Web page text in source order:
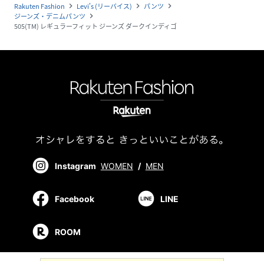
Rakuten Fashion navigate_next Levi's (リーバイス) navigate_next パンツ navigate_next
ジーンズ・デニムパンツ navigate_next
505(TM) レギュラーフィット ジーンズ ダークインディゴ
Instagram WOMEN / MEN
Facebook LINE
ROOM